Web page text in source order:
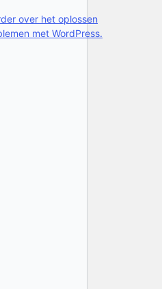
over het oplossen
met WordPress.